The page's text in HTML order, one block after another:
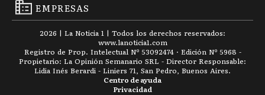
EMPRESAS
2026 | La Noticia 1 | Todos los derechos reservados:
www.lanoticia1.com
Registro de Prop. Intelectual Nº 53092474 · Edición Nº 5968 -
Propietario: La Opinión Semanario SRL - Director Responsable:
Lidia Inés Berardi - Liniers 71, San Pedro, Buenos Aires.
Privacidad
Centro de ayuda